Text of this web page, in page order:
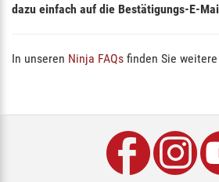
dazu einfach auf die Bestätigungs-E-
In unseren Ninja FAQs finden Sie